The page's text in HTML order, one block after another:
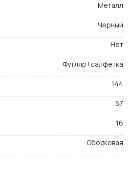
Металл
Черный
Нет
Футляр+салфетка
144
57
16
Ободковая